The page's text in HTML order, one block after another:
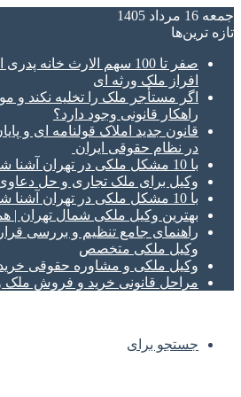
جمعه 16 مرداد 1405
تازه‌ ترین‌ها
صفر تا 100 سهم الارث
افراز ملک ورثه ای
اگر مستأجر ملک را تخلیه نکند و
راهکار قانونی وجود دارد؟
قانون جدید املاک قولنامه ای و
در نظام حقوقی ایران
با 10 مشکل ملکی در تهران آشنا شوید | راه حل‌ها کدامند؟
وکیل برای ملک تجاری و حل
با 10 مشکل ملکی در تهران آشنا شوید | راه حل‌ها کدامند؟
بهترین وکیل ملکی شمال تهران |
راهنمای جامع تنظیم و بررسی
وکیل ملکی متخصص
وکیل ملکی و مشاوره حقوقی
مراحل قانونی خرید و فروش
جستجو برای